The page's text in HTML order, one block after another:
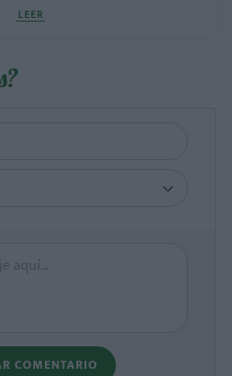
LEER
COMENTARIO